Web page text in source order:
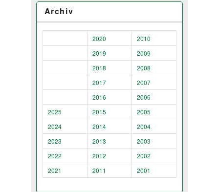
Archiv
2020
2010
2019
2009
2018
2008
2017
2007
2016
2006
2025
2015
2005
2024
2014
2004
2023
2013
2003
2022
2012
2002
2021
2011 2001